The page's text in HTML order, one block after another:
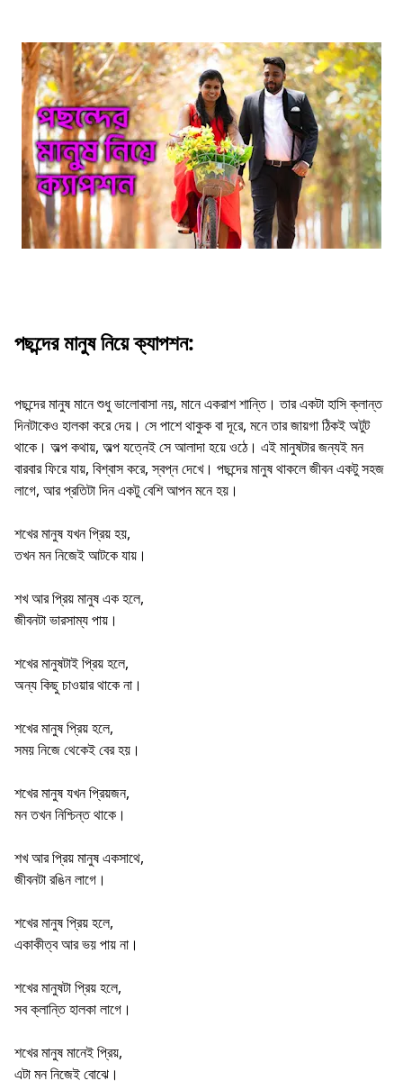
পছন্দের মানুষ নিয়ে ক্যাপশন:
পছন্দের মানুষ মানে শুধু ভালোবাসা নয়, মানে একরাশ শান্তি। তার একটা হাসি ক্লান্ত
দিনটাকেও হালকা করে দেয়। সে পাশে থাকুক বা দূরে, মনে তার জায়গা ঠিকই অটুট
থাকে। অল্প কথায়, অল্প যত্নেই সে আলাদা হয়ে ওঠে। এই মানুষটার জন্যই মন
বারবার ফিরে যায়, বিশ্বাস করে, স্বপ্ন দেখে। পছন্দের মানুষ থাকলে জীবন একটু সহজ
লাগে, আর প্রতিটা দিন একটু বেশি আপন মনে হয়।
শখের মানুষ যখন প্রিয় হয়,
তখন মন নিজেই আটকে যায়।
শখ আর প্রিয় মানুষ এক হলে,
জীবনটা ভারসাম্য পায়।
শখের মানুষটাই প্রিয় হলে,
অন্য কিছু চাওয়ার থাকে না।
শখের মানুষ প্রিয় হলে,
সময় নিজে থেকেই বের হয়।
শখের মানুষ যখন প্রিয়জন,
মন তখন নিশ্চিন্ত থাকে।
শখ আর প্রিয় মানুষ একসাথে,
জীবনটা রঙিন লাগে।
শখের মানুষ প্রিয় হলে,
একাকীত্ব আর ভয় পায় না।
শখের মানুষটা প্রিয় হলে,
সব ক্লান্তি হালকা লাগে।
শখের মানুষ মানেই প্রিয়,
এটা মন নিজেই বোঝে।